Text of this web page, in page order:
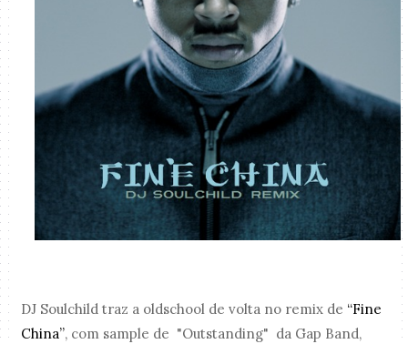
DJ Soulchild traz a oldschool de volta no remix de “Fine
China”, com sample de "Outstanding" da Gap Band,